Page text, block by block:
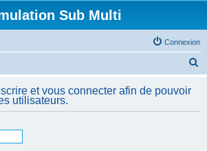
Sub Multi
Connexion
h
et vous connecter afin de pouvoir
utilisateurs.